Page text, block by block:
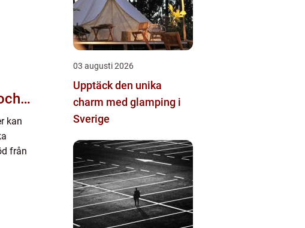
kan
från
03 augusti 2026
Upptäck den unika
charm med glamping i
Sverige